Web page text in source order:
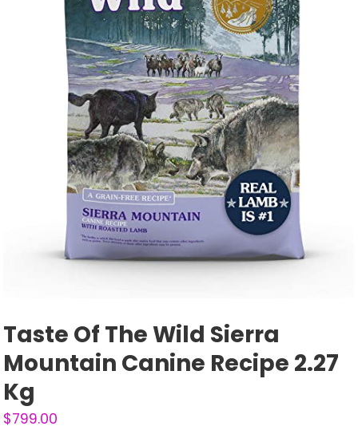
Taste Of The Wild Sierra
Mountain Canine Recipe 2.27
Kg
$799.00